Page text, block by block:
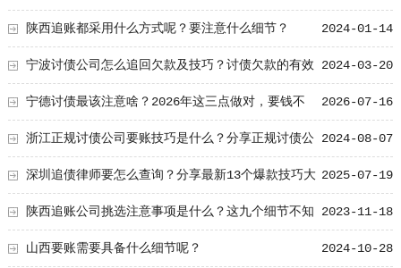
2024-01-14
陕西追账都采用什么方式呢？要注意什么细节？
2024-03-20
宁波讨债公司怎么追回欠款及技巧？讨债欠款的有效
方法 2026-07-16
宁德讨债最该注意啥？2026年这三点做对，要钱不
难！ 2024-08-07
浙江正规讨债公司要账技巧是什么？分享正规讨债公
司要账技巧 2025-07-19
深圳追债律师要怎么查询？分享最新13个爆款技巧大
公开！ 2023-11-18
陕西追账公司挑选注意事项是什么？这九个细节不知
道要吃大亏了 2024-10-28
山西要账需要具备什么细节呢？